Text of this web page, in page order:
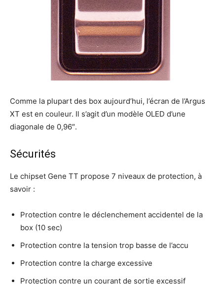
Comme la plupart des box aujourd’hui, l’écran de l’Argus
XT est en couleur. Il s’agit d’un modèle OLED d’une
diagonale de 0,96″.
Sécurités
Le chipset Gene TT propose 7 niveaux de protection, à
savoir :
Protection contre le déclenchement accidentel de la
box (10 sec)
Protection contre la tension trop basse de l’accu
Protection contre la charge excessive
Protection contre un courant de sortie excessif